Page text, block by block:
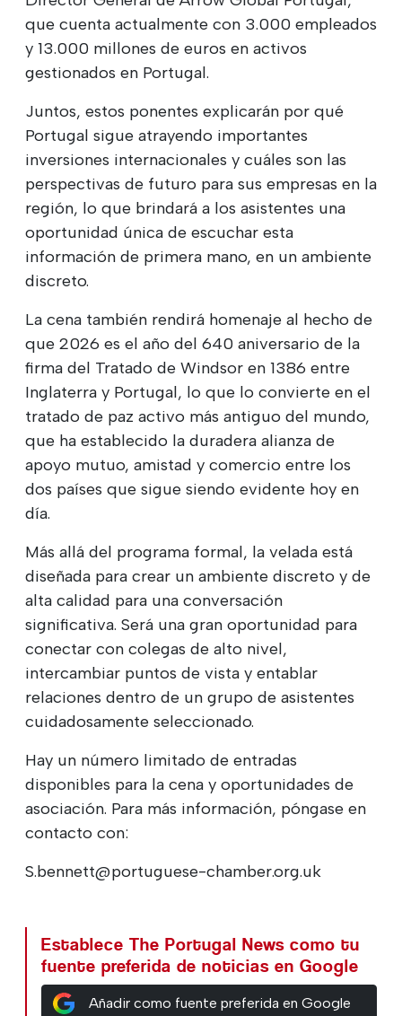
que cuenta actualmente con 3.000 empleados
y 13.000 millones de euros en activos
gestionados en Portugal.
Juntos, estos ponentes explicarán por qué
Portugal sigue atrayendo importantes
inversiones internacionales y cuáles son las
perspectivas de futuro para sus empresas en la
región, lo que brindará a los asistentes una
oportunidad única de escuchar esta
información de primera mano, en un ambiente
discreto.
La cena también rendirá homenaje al hecho de
que 2026 es el año del 640 aniversario de la
firma del Tratado de Windsor en 1386 entre
Inglaterra y Portugal, lo que lo convierte en el
tratado de paz activo más antiguo del mundo,
que ha establecido la duradera alianza de
apoyo mutuo, amistad y comercio entre los
dos países que sigue siendo evidente hoy en
día.
Más allá del programa formal, la velada está
diseñada para crear un ambiente discreto y de
alta calidad para una conversación
significativa. Será una gran oportunidad para
conectar con colegas de alto nivel,
intercambiar puntos de vista y entablar
relaciones dentro de un grupo de asistentes
cuidadosamente seleccionado.
Hay un número limitado de entradas
disponibles para la cena y oportunidades de
asociación. Para más información, póngase en
contacto con:
S.bennett@portuguese-chamber.org.uk
Establece The Portugal News como tu
fuente preferida de noticias en Google
Añadir como fuente preferida en Google